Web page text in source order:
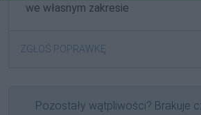
we własnym zakresie
ZGŁOŚ POPRAWKĘ
Pozostały wątpliwości? Brakuje